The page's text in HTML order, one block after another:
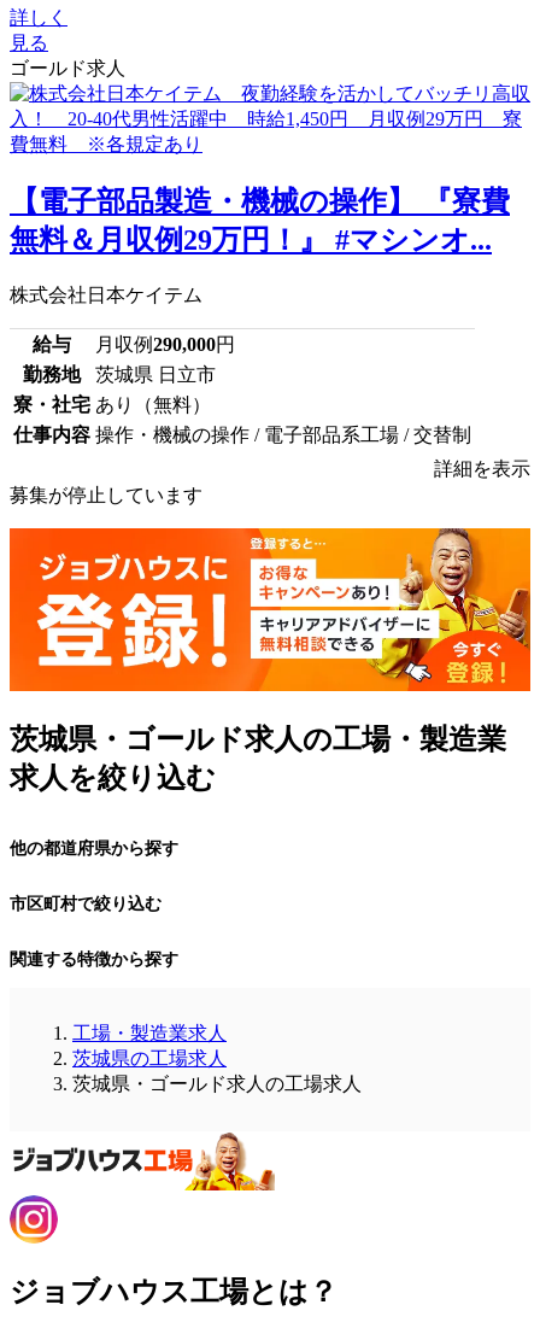
詳しく
見る
ゴールド求人
【電子部品製造・機械の操作】 『寮費
無料＆月収例29万円！』 #マシンオ...
株式会社日本ケイテム
給与 月収例290,000円
勤務地
茨城県 日立市
寮・社宅 あり（無料）
仕事内容 操作・機械の操作 / 電子部品系工場 / 交替制
詳細を表示
募集が停止しています
茨城県・ゴールド求人の工場・製造業
求人を絞り込む
他の都道府県から探す
市区町村で絞り込む
関連する特徴から探す
工場・製造業求人
茨城県の工場求人
茨城県・ゴールド求人の工場求人
ジョブハウス工場とは？